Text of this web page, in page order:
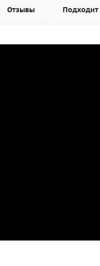
Отзывы Подходит